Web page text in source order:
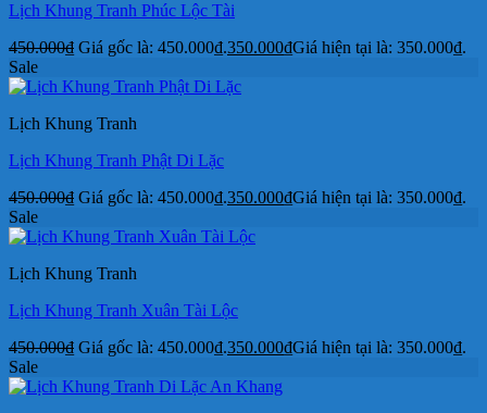
Lịch Khung Tranh Phúc Lộc Tài
450.000₫ Giá gốc là: 450.000₫.350.000₫Giá hiện tại là: 350.000₫.
Sale
Lịch Khung Tranh
Lịch Khung Tranh Phật Di Lặc
450.000₫ Giá gốc là: 450.000₫.350.000₫Giá hiện tại là: 350.000₫.
Sale
Lịch Khung Tranh
Lịch Khung Tranh Xuân Tài Lộc
450.000₫ Giá gốc là: 450.000₫.350.000₫Giá hiện tại là: 350.000₫.
Sale